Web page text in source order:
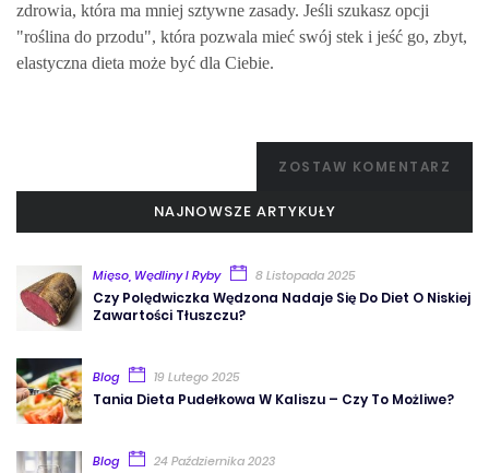
zdrowia, która ma mniej sztywne zasady. Jeśli szukasz opcji
"roślina do przodu", która pozwala mieć swój stek i jeść go, zbyt,
elastyczna dieta może być dla Ciebie.
ZOSTAW KOMENTARZ
NAJNOWSZE ARTYKUŁY
Mięso, Wędliny I Ryby 8 Listopada 2025
Czy Polędwiczka Wędzona Nadaje Się Do Diet O Niskiej
Zawartości Tłuszczu?
Blog 19 Lutego 2025
Tania Dieta Pudełkowa W Kaliszu – Czy To Możliwe?
Blog 24 Października 2023